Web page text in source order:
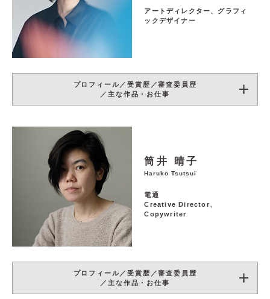
アートディレクター、グラフィ
ックデザイナー
プロフィール／受賞歴／審査委員歴
／主な作品・お仕事
筒井 晴子
Haruko Tsutsui
電通
Creative Director、
Copywriter
プロフィール／受賞歴／審査委員歴
／主な作品・お仕事